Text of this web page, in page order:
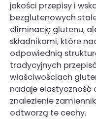
jakości przepisy i
bezglutenowych
eliminację glutenu,
składnikami, które
odpowiednią
tradycyjnych
właściwościach
nadaje elastyczność
znalezienie
odtworzą te cechy.